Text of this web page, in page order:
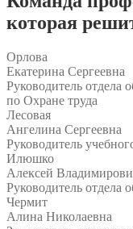
которая
Орлова
Екатерина Сергеевна
Руководитель отдела
по Охране труда
Лесовая
Ангелина Сергеевна
Руководитель
Илюшко
Алексей
Руководитель отдела
Чермит
Алина Николаевна